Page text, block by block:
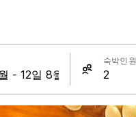
숙박인원